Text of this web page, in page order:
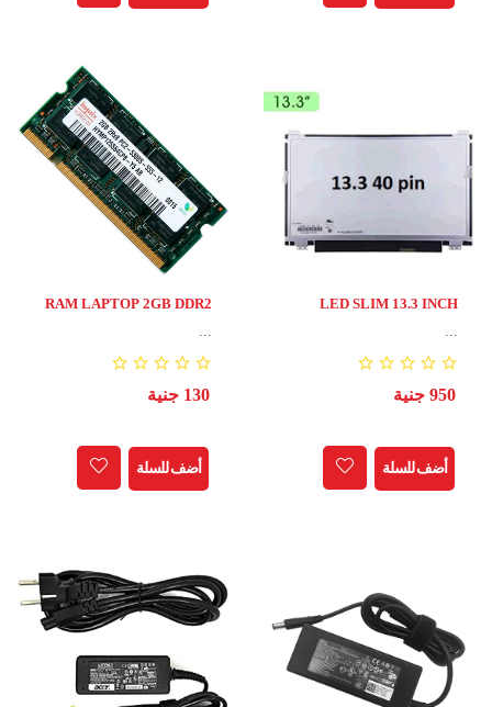
LED SLIM 13.3 INCH
...
950 جنية
أضف للسلة
RAM LAPTOP 2GB DDR2
...
130 جنية
أضف للسلة